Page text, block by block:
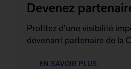
Devenez
Profitez d'une visibilité
devenant partenaire de la
EN SAVOIR PLUS